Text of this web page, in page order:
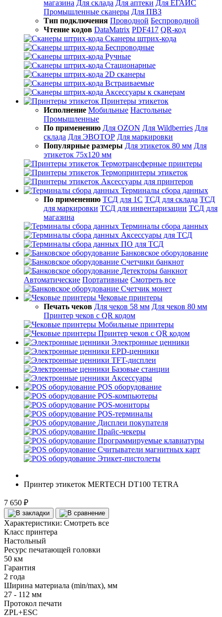
магазина Для склада Для аптеки Для ЕГАИС
Промышленные сканеры Для ПВЗ
Тип подключения Проводной Беспроводной
Чтение кодов DataMatrix PDF417 QR-код
Сканеры штрих-кода
Беспроводные
Ручные
Стационарные
2D сканеры
Встраиваемые
Аксессуары к сканерам
Принтеры этикеток
Исполнение Мобильные Настольные
Промышленные
По применению Для OZON Для Wildberries Для
склада Для ЭВОТОР Для маркировки
Популярные размеры Для этикеток 80 мм Для
этикеток 75х120 мм
Термотрансферные принтеры
Термопринтеры этикеток
Аксессуары для принтеров
Терминалы сбора данных
По применению ТСД для 1С ТСД для склада ТСД
для маркировки ТСД для инвентаризации ТСД для
магазина
Терминалы сбора данных
Аксессуары для ТСД
ПО для ТСД
Банковское оборудование
Счетчики банкнот
Детекторы банкнот
Автоматические Портативные Смотреть все
Счетчик монет
Чековые принтеры
Печать чеков Для чеков 58 мм Для чеков 80 мм
Принтер чеков с QR кодом
Мобильные принтеры
Принтер чеков с QR кодом
Электронные ценники
EPD-ценники
TFT-дисплеи
Базовые станции
Аксессуары
POS оборудование
POS-компьютеры
POS-мониторы
POS-терминалы
Дисплеи покупателя
Прайс-чекеры
Программируемые клавиатуры
Считыватели магнитных карт
Этикет-пистолеты
Принтер этикеток MERTECH DT100 TETRA
7 650 ₽
Характеристики: Смотреть все
Класс принтера
Настольный
Ресурс печатающей головки
50 км
Гарантия
2 года
Ширина материала (min/max), мм
27 - 112 мм
Протокол печати
ZPL+ESC